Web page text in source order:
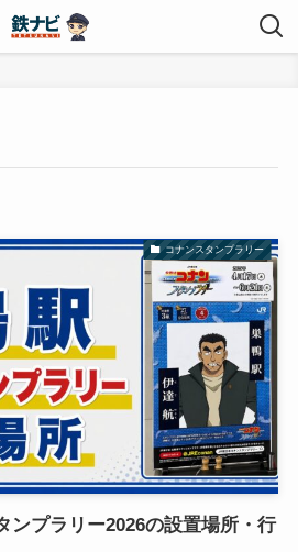
コナンスタンプラリー
ンプラリー2026の設置場所・行